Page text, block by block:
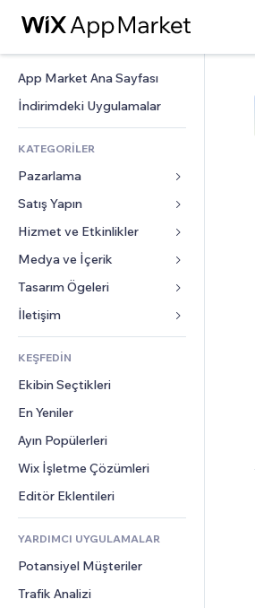
App Market Ana Sayfası
İndirimdeki Uygulamalar
KATEGORİLER
Pazarlama
Reklamlar
Mobil
Site Analizleri
Sosyal Ağ
Site Listeleri
E-posta
Satış Yapın
Mağazalar için uygulamalar
Gönderim ve Teslimat
Satış Düğmeleri
Muhasebe
Kuponlar ve Müşteri Sadakati
Depolama Çözümleri
Hizmet ve Etkinlikler
Oteller
Etkinlikler
Restoranlar
Emlak
Randevular
Medya ve İçerik
Galeri
Müzik
Podcast
Fotoğrafçılık
Video
PDF
Dosya Paylaşımı
Haberler
Tasarım Ögeleri
Haritalar ve Navigasyon
Gizlilik ve Güvenlik
Saat
Sayfa Şablonları
Görüntü Efektleri
Düğmeler ve Menüler
Afişler ve Rozetler
Hesap Makineleri
Arama
Hava Durumu
Grafik ve Tablolar
Formlar
Blog
Anketler
Sohbet
Yorumlar
Telefon
Topluluk
Değerlendirmeler ve Müşteri
KEŞFEDİN
Ekibin Seçtikleri
En Yeniler
Ayın Popülerleri
Wix İşletme Çözümleri
Editör Eklentileri
YARDIMCI UYGULAMALAR
Potansiyel Müşteriler
Trafik Analizi